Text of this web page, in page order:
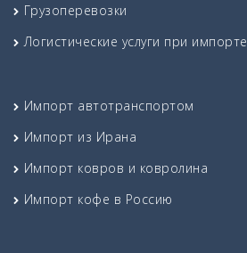
Грузоперевозки
Логистические услуги при импорте
Импорт автотранспортом
Импорт из Ирана
Импорт ковров и ковролина
Импорт кофе в Россию